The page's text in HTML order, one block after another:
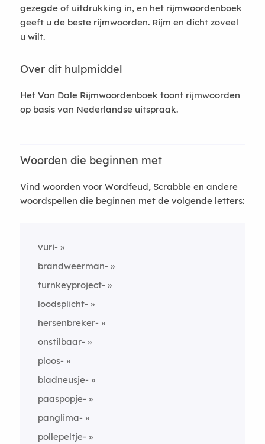
gezegde of uitdrukking in, en het rijmwoordenboek
geeft u de beste rijmwoorden. Rijm en dicht zoveel
u wilt.
Over dit hulpmiddel
Het Van Dale Rijmwoordenboek toont rijmwoorden
op basis van Nederlandse uitspraak.
Woorden die beginnen met
Vind woorden voor Wordfeud, Scrabble en andere
woordspellen die beginnen met de volgende letters:
vuri-
brandweerman-
turnkeyproject-
loodsplicht-
hersenbreker-
onstilbaar-
ploos-
bladneusje-
paaspopje-
panglima-
pollepeltje-